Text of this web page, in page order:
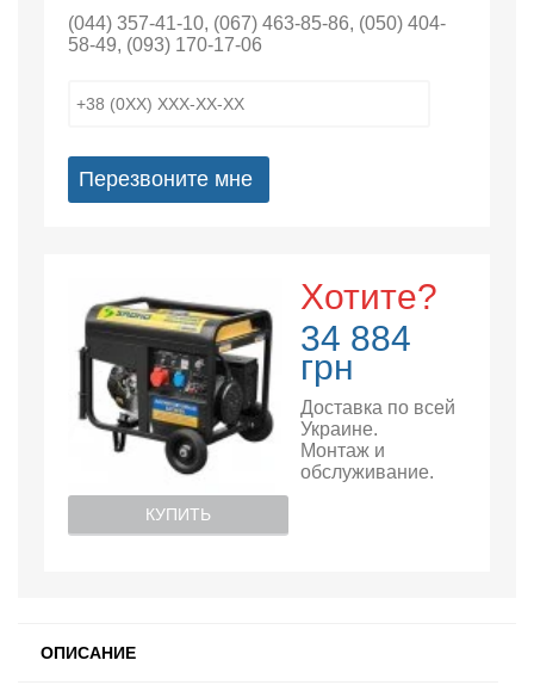
(044) 357-41-10, (067) 463-85-86, (050) 404-
58-49, (093) 170-17-06
Перезвоните мне
Хотите?
34 884
грн
Доставка по всей
Украине.
Монтаж и
обслуживание.
КУПИТЬ
ОПИСАНИЕ